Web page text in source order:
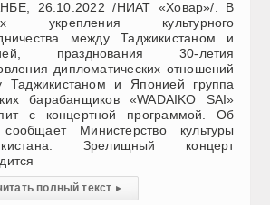
26.10.2022 /НИАТ «Ховар»/. В
укрепления культурного
между Таджикистаном и
празднования 30-летия
дипломатических отношений
Таджикистаном и Японией группа
барабанщиков «WADAIKO SAI»
с концертной программой. Об
Министерство культуры
Зрелищный концерт
полный текст ▸